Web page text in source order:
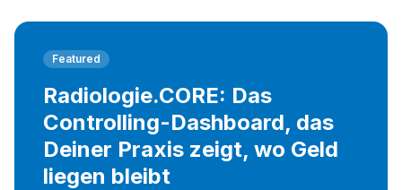
Featured
Radiologie.CORE: Das
Controlling-Dashboard, das
Deiner Praxis zeigt, wo Geld
liegen bleibt